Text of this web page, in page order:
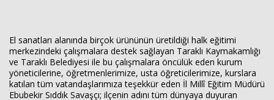
El sanatları alanında birçok ürününün üretildiği halk eğitimi
merkezindeki çalışmalara destek sağlayan Taraklı Kaymakamlığı
ve Taraklı Belediyesi ile bu çalışmalara öncülük eden kurum
yöneticilerine, öğretmenlerimize, usta öğreticilerimize, kurslara
katılan tüm vatandaşlarımıza teşekkür eden İl Millî Eğitim Müdürü
Ebubekir Sıddık Savaşçı; ilçenin adını tüm dünyaya duyuran